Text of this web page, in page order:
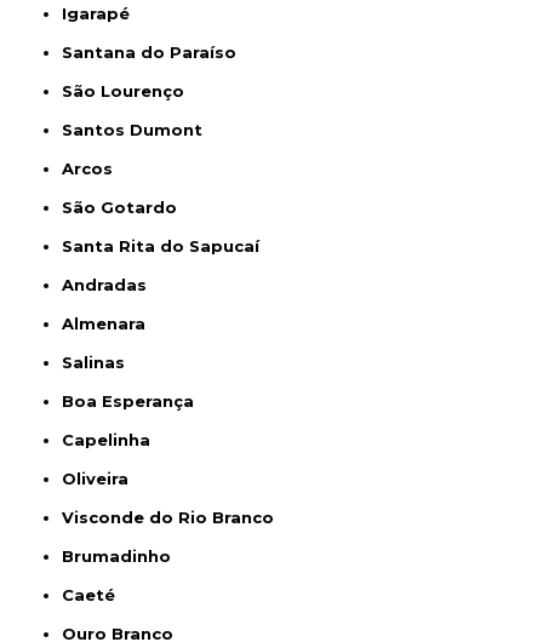
Igarapé
Santana do Paraíso
São Lourenço
Santos Dumont
Arcos
São Gotardo
Santa Rita do Sapucaí
Andradas
Almenara
Salinas
Boa Esperança
Capelinha
Oliveira
Visconde do Rio Branco
Brumadinho
Caeté
Ouro Branco